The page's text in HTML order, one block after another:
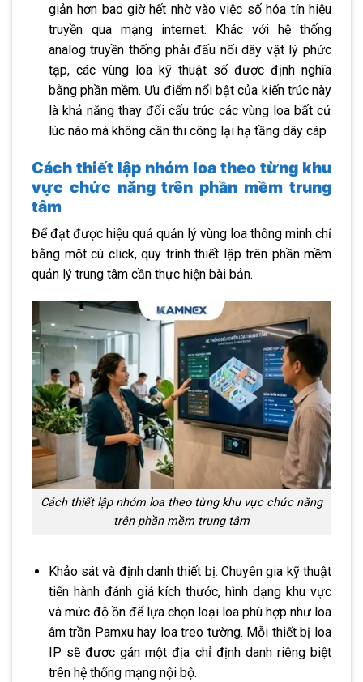
giản hơn bao giờ hết nhờ vào việc số hóa tín hiệu
truyền qua mạng internet. Khác với hệ thống
analog truyền thống phải đấu nối dây vật lý phức
tạp, các vùng loa kỹ thuật số được định nghĩa
bằng phần mềm. Ưu điểm nổi bật của kiến trúc này
là khả năng thay đổi cấu trúc các vùng loa bất cứ
lúc nào mà không cần thi công lại hạ tầng dây cáp
Cách thiết lập nhóm loa theo từng khu
vực chức năng trên phần mềm trung
tâm
Để đạt được hiệu quả quản lý vùng loa thông minh chỉ
bằng một cú click, quy trình thiết lập trên phần mềm
quản lý trung tâm cần thực hiện bài bản.
Cách thiết lập nhóm loa theo từng khu vực chức năng
trên phần mềm trung tâm
Khảo sát và định danh thiết bị: Chuyên gia kỹ thuật
tiến hành đánh giá kích thước, hình dạng khu vực
và mức độ ồn để lựa chọn loại loa phù hợp như loa
âm trần Pamxu hay loa treo tường. Mỗi thiết bị loa
IP sẽ được gán một địa chỉ định danh riêng biệt
trên hệ thống mạng nội bộ.